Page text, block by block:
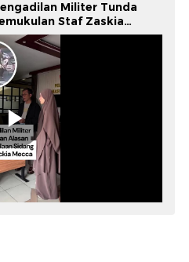
Militer Tunda
Staf Zaskia